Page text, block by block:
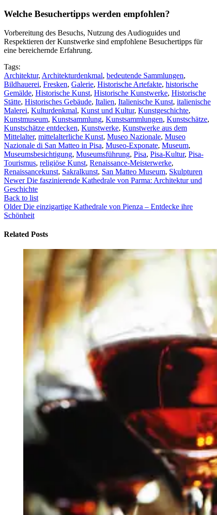
Welche Besuchertipps werden empfohlen?
Vorbereitung des Besuchs, Nutzung des Audioguides und
Respektieren der Kunstwerke sind empfohlene Besuchertipps für
eine bereichernde Erfahrung.
Tags:
Architektur, Architekturdenkmal, bedeutende Sammlungen,
Bildhauerei, Fresken, Galerie, Historische Artefakte, historische
Gemälde, Historische Kunst, Historische Kunstwerke, Historische
Stätte, Historisches Gebäude, Italien, Italienische Kunst, italienische
Malerei, Kulturdenkmal, Kunst und Kultur, Kunstgeschichte,
Kunstmuseum, Kunstsammlung, Kunstsammlungen, Kunstschätze,
Kunstschätze entdecken, Kunstwerke, Kunstwerke aus dem
Mittelalter, mittelalterliche Kunst, Museo Nazionale, Museo
Nazionale di San Matteo in Pisa, Museo-Exponate, Museum,
Museumsbesichtigung, Museumsführung, Pisa, Pisa-Kultur, Pisa-
Tourismus, religiöse Kunst, Renaissance-Meisterwerke,
Renaissancekunst, Sakralkunst, San Matteo Museum, Skulpturen
Newer Die faszinierende Kathedrale von Parma: Architektur und
Geschichte
Back to list
Older Die einzigartige Kathedrale von Pienza – Entdecke ihre
Schönheit
Related Posts